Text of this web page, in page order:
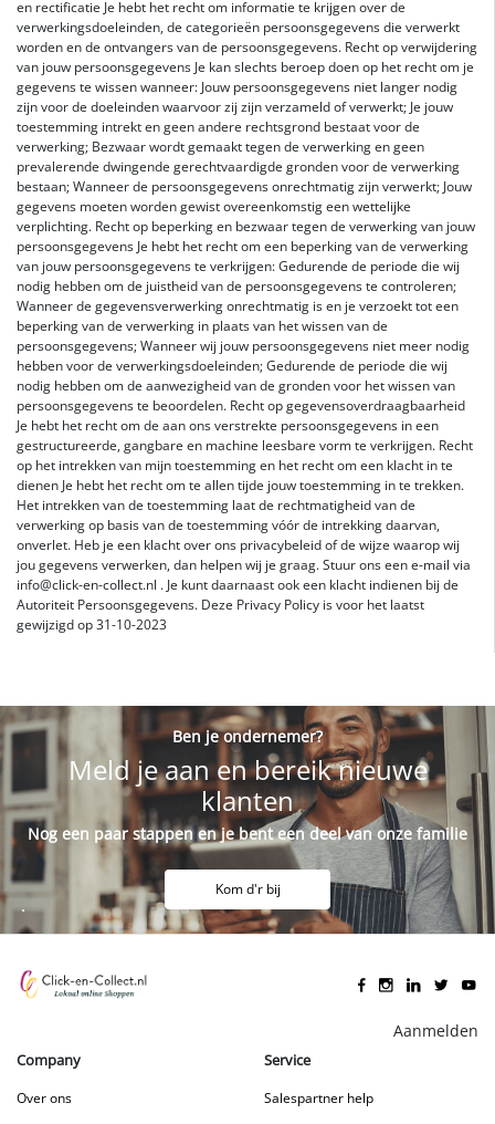
en rectificatie Je hebt het recht om informatie te krijgen over de
verwerkingsdoeleinden, de categorieën persoonsgegevens die verwerkt
worden en de ontvangers van de persoonsgegevens. Recht op verwijdering
van jouw persoonsgegevens Je kan slechts beroep doen op het recht om je
gegevens te wissen wanneer: Jouw persoonsgegevens niet langer nodig
zijn voor de doeleinden waarvoor zij zijn verzameld of verwerkt; Je jouw
toestemming intrekt en geen andere rechtsgrond bestaat voor de
verwerking; Bezwaar wordt gemaakt tegen de verwerking en geen
prevalerende dwingende gerechtvaardigde gronden voor de verwerking
bestaan; Wanneer de persoonsgegevens onrechtmatig zijn verwerkt; Jouw
gegevens moeten worden gewist overeenkomstig een wettelijke
verplichting. Recht op beperking en bezwaar tegen de verwerking van jouw
persoonsgegevens Je hebt het recht om een beperking van de verwerking
van jouw persoonsgegevens te verkrijgen: Gedurende de periode die wij
nodig hebben om de juistheid van de persoonsgegevens te controleren;
Wanneer de gegevensverwerking onrechtmatig is en je verzoekt tot een
beperking van de verwerking in plaats van het wissen van de
persoonsgegevens; Wanneer wij jouw persoonsgegevens niet meer nodig
hebben voor de verwerkingsdoeleinden; Gedurende de periode die wij
nodig hebben om de aanwezigheid van de gronden voor het wissen van
persoonsgegevens te beoordelen. Recht op gegevensoverdraagbaarheid
Je hebt het recht om de aan ons verstrekte persoonsgegevens in een
gestructureerde, gangbare en machine leesbare vorm te verkrijgen. Recht
op het intrekken van mijn toestemming en het recht om een klacht in te
dienen Je hebt het recht om te allen tijde jouw toestemming in te trekken.
Het intrekken van de toestemming laat de rechtmatigheid van de
verwerking op basis van de toestemming vóór de intrekking daarvan,
onverlet. Heb je een klacht over ons privacybeleid of de wijze waarop wij
jou gegevens verwerken, dan helpen wij je graag. Stuur ons een e-mail via
info@click-en-collect.nl . Je kunt daarnaast ook een klacht indienen bij de
Autoriteit Persoonsgegevens. Deze Privacy Policy is voor het laatst
gewijzigd op 31-10-2023
Ben je ondernemer?
Meld je aan en bereik nieuwe
klanten
Nog een paar stappen en je bent een deel van onze familie
Kom d'r bij
Aanmelden
Company
Over ons
Service
Salespartner help